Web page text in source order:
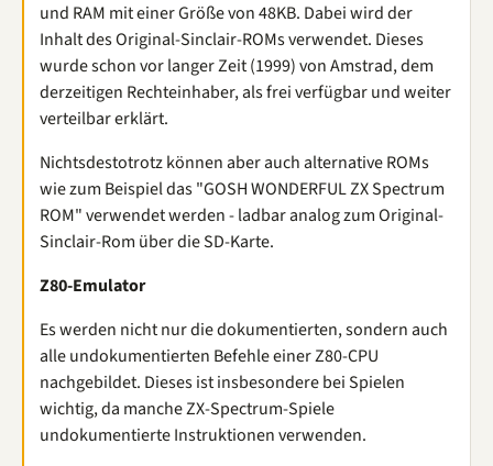
und RAM mit einer Größe von 48KB. Dabei wird der
Inhalt des Original-Sinclair-ROMs verwendet. Dieses
wurde schon vor langer Zeit (1999) von Amstrad, dem
derzeitigen Rechteinhaber, als frei verfügbar und weiter
verteilbar erklärt.
Nichtsdestotrotz können aber auch alternative ROMs
wie zum Beispiel das "GOSH WONDERFUL ZX Spectrum
ROM" verwendet werden - ladbar analog zum Original-
Sinclair-Rom über die SD-Karte.
Z80-Emulator
Es werden nicht nur die dokumentierten, sondern auch
alle undokumentierten Befehle einer Z80-CPU
nachgebildet. Dieses ist insbesondere bei Spielen
wichtig, da manche ZX-Spectrum-Spiele
undokumentierte Instruktionen verwenden.